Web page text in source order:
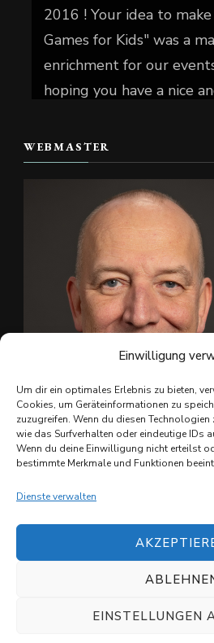
Einwilligung
Um dir ein optimales Erlebnis zu bieten,
Cookies, um Geräteinformationen zu
zuzugreifen. Wenn du diesen
wie das Surfverhalten oder eindeutige IDs
Wenn du deine Einwilligung nicht erteilst
bestimmte Merkmale und Funktionen
Dienste verwalten
EINSTELLUNGEN
2016 ! Your idea to
Games for Kids" was a
enrichment for our
hoping you have a nice
📷 Christian Reiter
#skate4fun
Foto
Auf Facebook anzeigen Teilen
WEBMASTER
Ing. Christian Reiter